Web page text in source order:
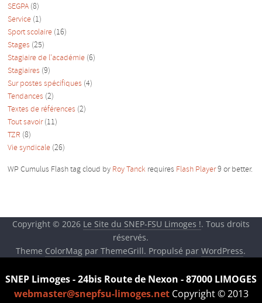
SEGPA (8)
Service (1)
Sport scolaire (16)
Stages (25)
Stagiaire de l'académie (6)
Stagiaires (9)
Sur postes spécifiques (4)
Tendances (2)
Textes de références (2)
Tout savoir(11)
TZR (8)
Vie syndicale (26)
WP Cumulus Flash tag cloud by Roy Tanck requires Flash Player9 or better.
Copyright © 2026 Le Site du SNEP-FSU Limoges !. Tous droits
réservés.
Theme ColorMag par ThemeGrill. Propulsé parWordPress.
SNEP Limoges - 24bis Route de Nexon - 87000 LIMOGES
webmaster@snepfsu-limoges.net Copyright © 2013